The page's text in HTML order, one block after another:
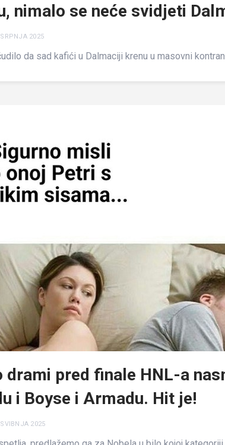
nimalo se neće svidjeti
2025
da sad kafići u Dalmaciji krenu u masovni
drami pred finale HNL-a
i Boyse i Armadu. Hit je!
2025